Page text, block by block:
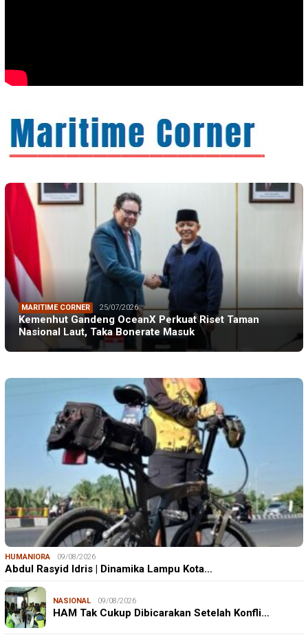
MARITIME CORNER 25/07/2026
Kemenhut Gandeng OceanX Perkuat Riset Taman
Nasional Laut, Taka Bonerate Masuk
HUMANIORA 09/08/2026
Abdul Rasyid Idris | Dinamika Lampu Kota…
NASIONAL 09/08/2026
HAM Tak Cukup Dibicarakan Setelah Konfli…